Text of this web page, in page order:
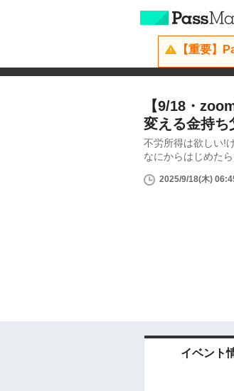
【重要】
【9/18・
変える金持ち
不労所得は欲しい!
なにからはじめた
2025/9/18(木)
イベント